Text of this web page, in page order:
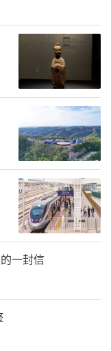
人员，对方称
向当地“1234
统一定价不合
理性。
示，商州区发
调节行为，政
个老板”
年5月31日公示
信誉考核结
丹凤县机动车
驾校营业，其
一封信